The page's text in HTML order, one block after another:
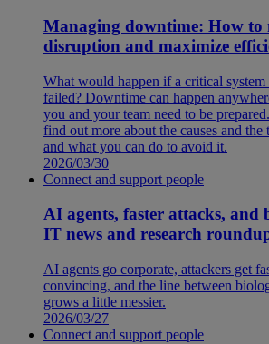
Managing downtime: How to
disruption and maximize
What would happen if a critical
failed? Downtime can happen
you and your team need to be
find out more about the causes and
and what you can do to avoid it.
2026/03/30
Connect and support people
AI agents, faster attacks, and
IT news and research
AI agents go corporate, attackers get
convincing, and the line between
grows a little messier.
2026/03/27
Connect and support people